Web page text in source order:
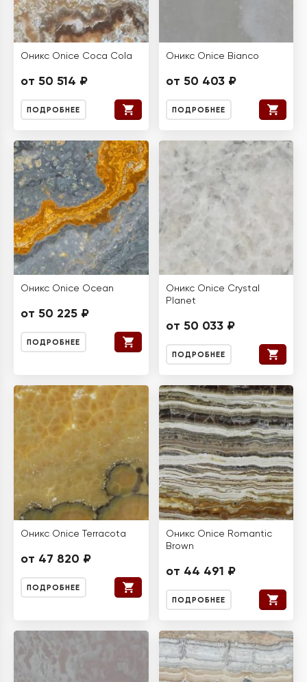
Оникс Onice Coca Cola
от 50 514 ₽
ПОДРОБНЕЕ
Оникс Onice Bianco
от 50 403 ₽
ПОДРОБНЕЕ
Оникс Onice Ocean
от 50 225 ₽
ПОДРОБНЕЕ
Оникс Onice Crystal
Planet
от 50 033 ₽
ПОДРОБНЕЕ
Оникс Onice Terracota
от 47 820 ₽
ПОДРОБНЕЕ
Оникс Onice Romantic
Brown
от 44 491 ₽
ПОДРОБНЕЕ